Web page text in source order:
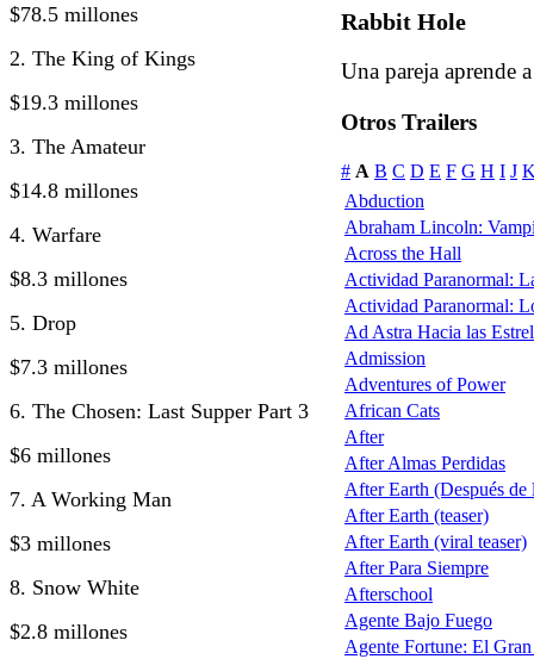
$78.5 millones
2. The King of Kings
$19.3 millones
3. The Amateur
$14.8 millones
4. Warfare
$8.3 millones
5. Drop
$7.3 millones
6. The Chosen: Last Supper Part 3
$6 millones
7. A Working Man
$3 millones
8. Snow White
$2.8 millones
Rabbit Hole
Una pareja aprende
Otros Trailers
# A B C D E F G H I J
Abduction
Abraham Lincoln:
Across the Hall
Actividad Paranormal:
Actividad Paranormal:
Ad Astra Hacia las
Admission
Adventures of Power
African Cats
After
After Almas Perdidas
After Earth (Después de
After Earth (teaser)
After Earth (viral teaser)
After Para Siempre
Afterschool
Agente Bajo Fuego
Agente Fortune: El